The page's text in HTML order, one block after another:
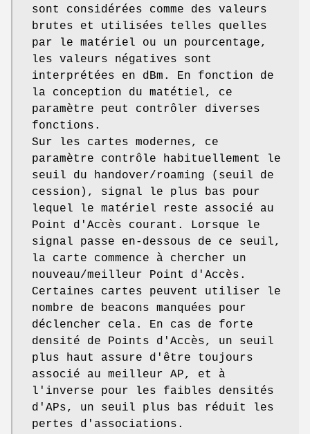
sont considérées comme des valeurs
brutes et utilisées telles quelles
par le matériel ou un pourcentage,
les valeurs négatives sont
interprétées en dBm. En fonction de
la conception du matétiel, ce
paramètre peut contrôler diverses
fonctions.
Sur les cartes modernes, ce
paramètre contrôle habituellement le
seuil du handover/roaming (seuil de
cession), signal le plus bas pour
lequel le matériel reste associé au
Point d'Accès courant. Lorsque le
signal passe en-dessous de ce seuil,
la carte commence à chercher un
nouveau/meilleur Point d'Accès.
Certaines cartes peuvent utiliser le
nombre de beacons manquées pour
déclencher cela. En cas de forte
densité de Points d'Accès, un seuil
plus haut assure d'être toujours
associé au meilleur AP, et à
l'inverse pour les faibles densités
d'APs, un seuil plus bas réduit les
pertes d'associations.